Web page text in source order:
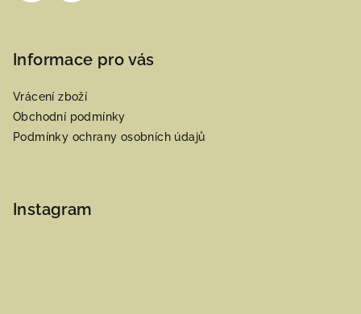
Informace pro vás
Vrácení zboží
Obchodní podmínky
Podmínky ochrany osobních údajů
Instagram